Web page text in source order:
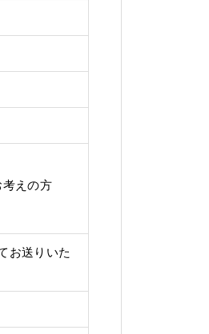
えの方
お送りいた